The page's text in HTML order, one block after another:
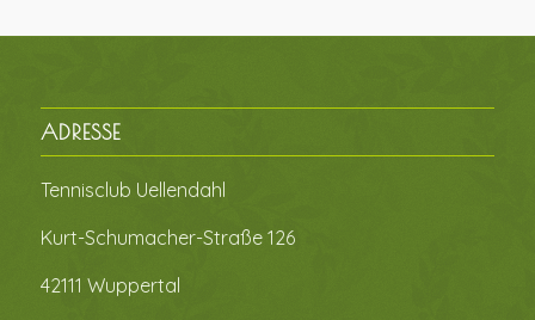
ADRESSE
Tennisclub Uellendahl
Kurt-Schumacher-Straße 126
42111 Wuppertal